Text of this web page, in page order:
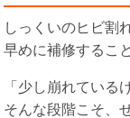
しっくいのヒビ割
早めに補修するこ
「少し崩れている
そんな段階こそ、